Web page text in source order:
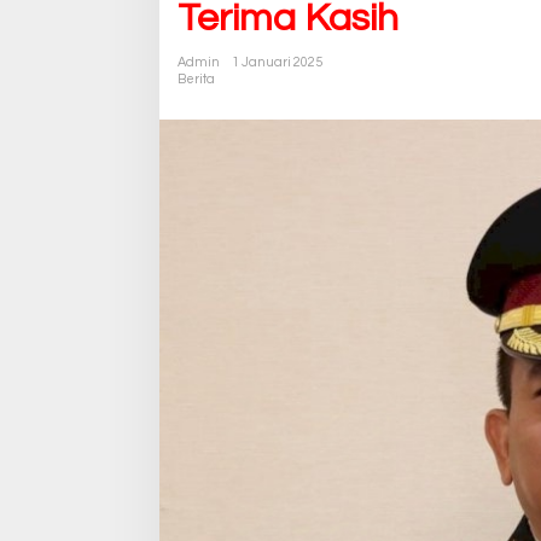
Terima Kasih
Admin
1 Januari 2025
Berita